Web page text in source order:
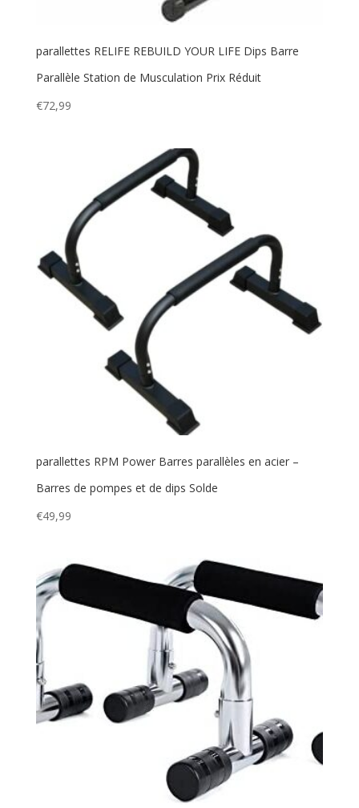
parallettes RELIFE REBUILD YOUR LIFE Dips Barre
Parallèle Station de Musculation Prix Réduit
€72,99
parallettes RPM Power Barres parallèles en acier –
Barres de pompes et de dips Solde
€49,99